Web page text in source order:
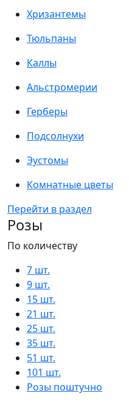
Хризантемы
Тюльпаны
Каллы
Альстромерии
Герберы
Подсолнухи
Эустомы
Комнатные цветы
Перейти в раздел
Розы
По количеству
7 шт.
9 шт.
15 шт.
21 шт.
25 шт.
35 шт.
51 шт.
101 шт.
Розы поштучно